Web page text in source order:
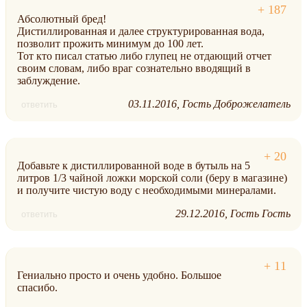
Абсолютный бред!
Дистиллированная и далее структурированная вода,
позволит прожить минимум до 100 лет.
Тот кто писал статью либо глупец не отдающий отчет
своим словам, либо враг сознательно вводящий в
заблуждение.
ответить 03.11.2016 Гость Доброжелатель
Добавьте к дистиллированной воде в бутыль на 5
литров 1/3 чайной ложки морской соли (беру в магазине)
и получите чистую воду с необходимыми минералами.
ответить 29.12.2016 Гость Гость
Гениально просто и очень удобно. Большое
спасибо.